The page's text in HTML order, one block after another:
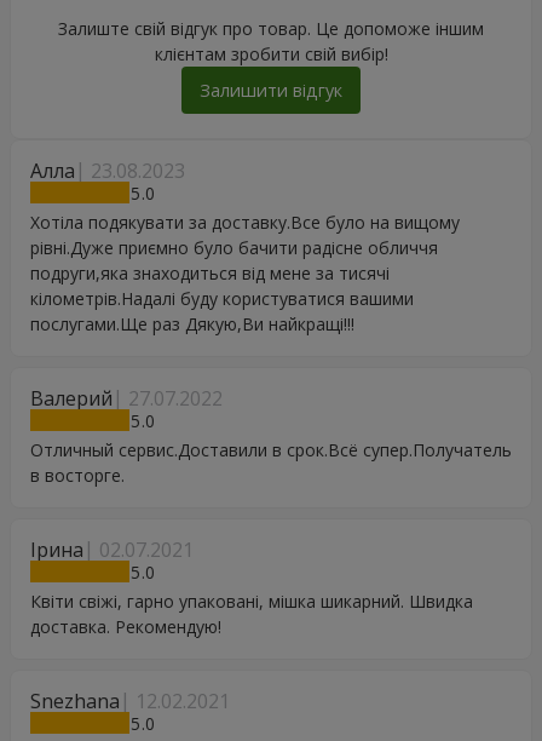
Алла 23.08.2023
5
Хотіла подякувати за доставку.Все було на вищому
рівні.Дуже приємно було бачити радісне обличчя
подруги,яка знаходиться від мене за тисячі
кілометрів.Надалі буду користуватися вашими
послугами.Ще раз Дякую,Ви найкращі!!!
Валерий 27.07.2022
5
Отличный сервис.Доставили в срок.Всё супер.Получатель
в восторге.
Ірина 02.07.2021
5
Квіти свіжі, гарно упаковані, мішка шикарний. Швидка
доставка. Рекомендую!
Snezhana 12.02.2021
5
Залиште свій відгук про товар. Це допоможе іншим
клієнтам зробити свій вибір!
Залишити відгук